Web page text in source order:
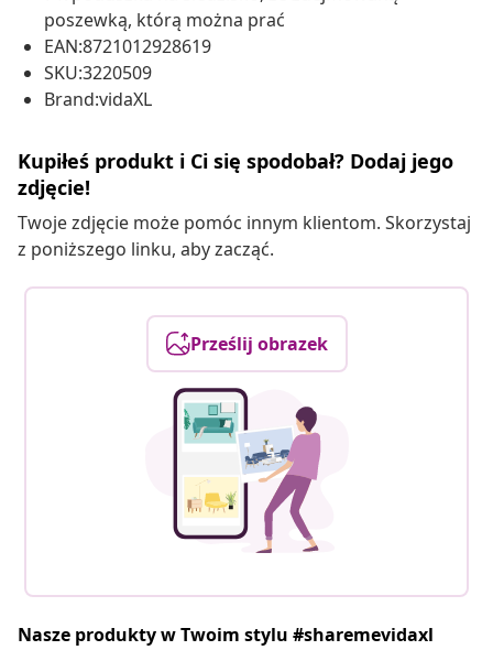
poszewką, którą można prać
EAN:8721012928619
SKU:3220509
Brand:vidaXL
Kupiłeś produkt i Ci się spodobał? Dodaj jego
zdjęcie!
Twoje zdjęcie może pomóc innym klientom. Skorzystaj
z poniższego linku, aby zacząć.
Prześlij obrazek
Nasze produkty w Twoim stylu #sharemevidaxl